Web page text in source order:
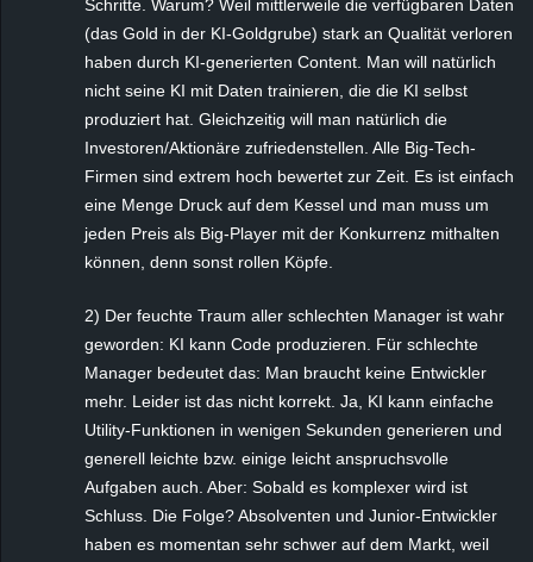
Schritte. Warum? Weil mittlerweile die verfügbaren Daten
(das Gold in der KI-Goldgrube) stark an Qualität verloren
haben durch KI-generierten Content. Man will natürlich
nicht seine KI mit Daten trainieren, die die KI selbst
produziert hat. Gleichzeitig will man natürlich die
Investoren/Aktionäre zufriedenstellen. Alle Big-Tech-
Firmen sind extrem hoch bewertet zur Zeit. Es ist einfach
eine Menge Druck auf dem Kessel und man muss um
jeden Preis als Big-Player mit der Konkurrenz mithalten
können, denn sonst rollen Köpfe.
2) Der feuchte Traum aller schlechten Manager ist wahr
geworden: KI kann Code produzieren. Für schlechte
Manager bedeutet das: Man braucht keine Entwickler
mehr. Leider ist das nicht korrekt. Ja, KI kann einfache
Utility-Funktionen in wenigen Sekunden generieren und
generell leichte bzw. einige leicht anspruchsvolle
Aufgaben auch. Aber: Sobald es komplexer wird ist
Schluss. Die Folge? Absolventen und Junior-Entwickler
haben es momentan sehr schwer auf dem Markt, weil